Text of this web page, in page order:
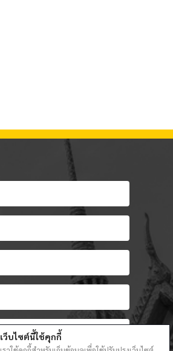
เว็บไซต์นี้ใช้คุกกี้